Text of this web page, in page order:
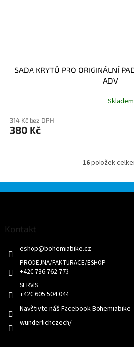
SADA KRYTŮ PRO ORIGINÁLNÍ
ADV
314 Kč bez DPH
380 Kč
O
l
á
p
16položek
Kontakt
eshop@bohemiabike.cz
+420 736 762 773
+420 605 504 044
Navštivte náš Facebook Bohemiabike
wunderlichczech/